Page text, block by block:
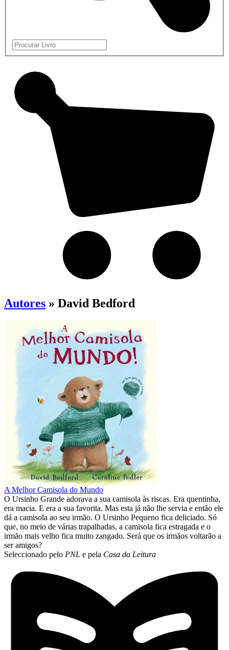
Autores » David Bedford
A Melhor Camisola do Mundo
O Ursinho Grande adorava a sua camisola às riscas. Era quentinha,
era macia. E era a sua favorita. Mas esta já não lhe servia e então ele
dá a camisola ao seu irmão. O Ursinho Pequeno fica deliciado. Só
que, no meio de várias trapalhadas, a camisola fica estragada e o
irmão mais velho fica muito zangado. Será que os irmãos voltarão a
ser amigos?
Seleccionado pelo PNL e pela Casa da Leitura